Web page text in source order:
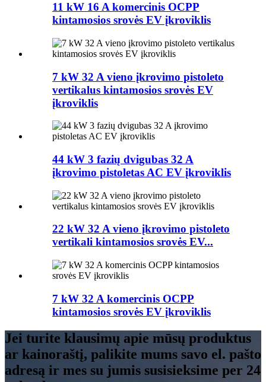
11 kW 16 A komercinis OCPP
kintamosios srovės EV įkroviklis
7 kW 32 A vieno įkrovimo pistoleto
vertikalus kintamosios srovės EV
įkroviklis
44 kW 3 fazių dvigubas 32 A
įkrovimo pistoletas AC EV įkroviklis
22 kW 32 A vieno įkrovimo pistoleto
vertikali kintamosios srovės EV...
7 kW 32 A komercinis OCPP
kintamosios srovės EV įkroviklis
Jei turite klausimų apie mūsų produktus
ar kainoraštį, palikite mums savo el. pašto
adresą ir mes su jumis susisieksime per 24